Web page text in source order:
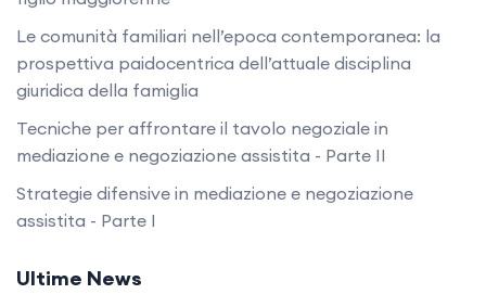
Le comunità familiari nell’epoca contemporanea: la
prospettiva paidocentrica dell’attuale disciplina
giuridica della famiglia
Tecniche per affrontare il tavolo negoziale in
mediazione e negoziazione assistita - Parte II
Strategie difensive in mediazione e negoziazione
assistita - Parte I
Ultime News